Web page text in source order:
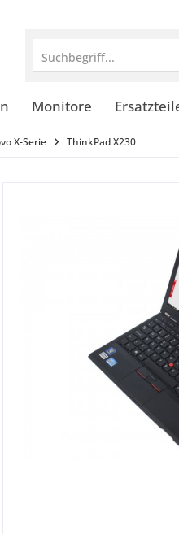
Suchbegriff...
Monitore
X-Serie ThinkPad X230